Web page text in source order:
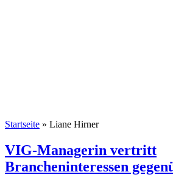
Startseite » Liane Hirner
VIG-Managerin vertritt
Brancheninteressen